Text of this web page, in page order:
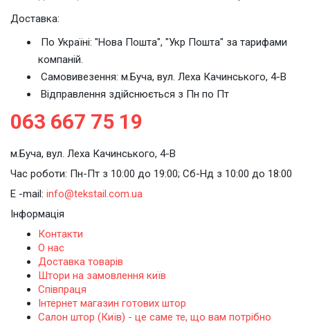
Доставка:
По Україні: "Нова Пошта", "Укр Пошта" за тарифами
компаній.
Cамовивезення: м.Буча, вул. Леха Качинського, 4-В
Відправлення здійснюється з Пн по Пт
063 667 75 19
м.Буча, вул. Леха Качинського, 4-В
Час роботи: Пн-Пт з 10:00 до 19:00; Сб-Нд з 10:00 до 18:00
E -mail: info@tekstail.com.ua
Інформація
Контакти
О нас
Доставка товарів
Штори на замовлення київ
Співпраця
Інтернет магазин готових штор
Салон штор (Київ) - це саме те, що вам потрібно